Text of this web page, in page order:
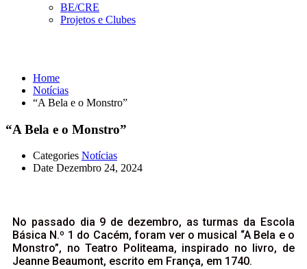
BE/CRE
Projetos e Clubes
Home
Notícias
“A Bela e o Monstro”
“A Bela e o Monstro”
Categories Notícias
Date Dezembro 24, 2024
No passado dia 9 de dezembro, as turmas da Escola
Básica N.º 1 do Cacém, foram ver o musical “A Bela e o
Monstro”, no Teatro Politeama, inspirado no livro, de
Jeanne Beaumont, escrito em França, em 1740.